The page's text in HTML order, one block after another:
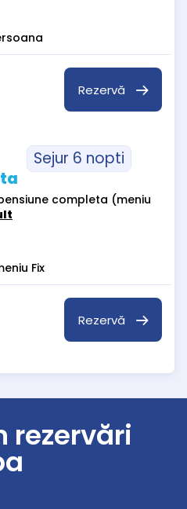
Rezervă
Sejur 6 nopti
completa (meniu
Fix
Rezervă
rezervări